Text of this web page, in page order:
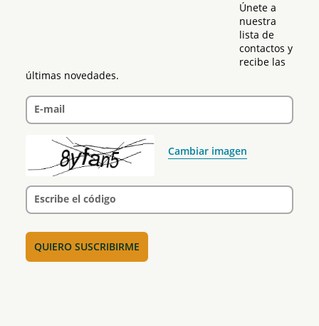
Únete a
nuestra
lista de
contactos y
recibe las
últimas novedades.
E-mail
Cambiar imagen
Escribe el código